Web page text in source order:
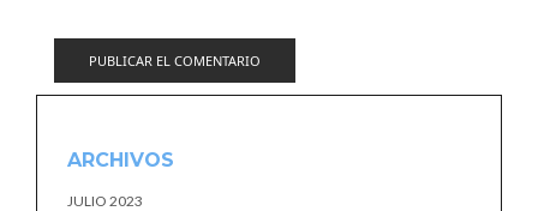
ARCHIVOS
JULIO 2023